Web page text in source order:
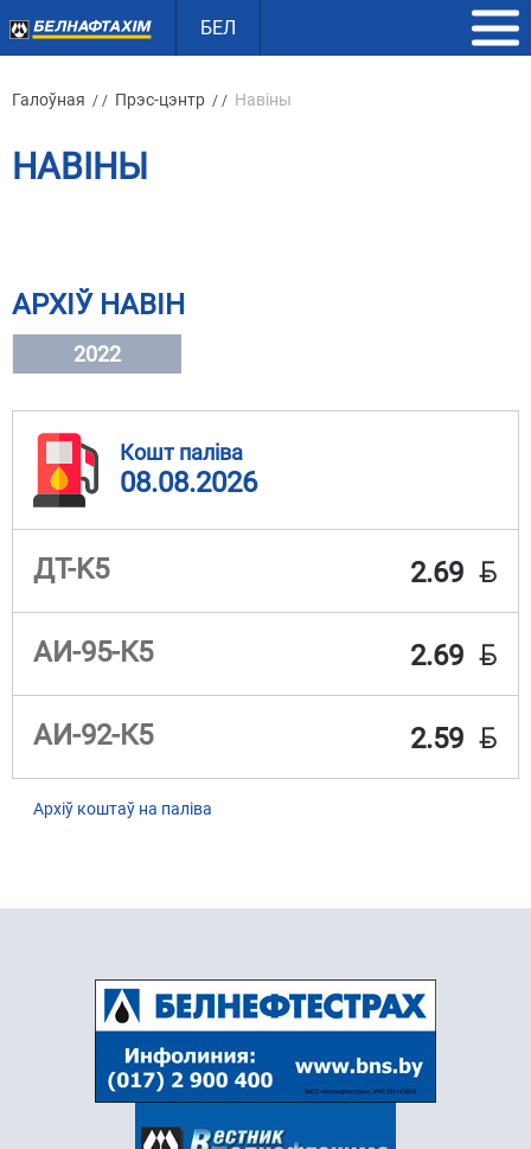
БЕЛ
Галоўная / / Прэс-цэнтр / / Навіны
НАВІНЫ
АРХІЎ НАВІН
2022
Кошт паліва
08.08.2026
ДТ-K5 2.69 BYN
АИ-95-К5 2.69 BYN
АИ-92-К5 2.59 BYN
Архіў коштаў на паліва